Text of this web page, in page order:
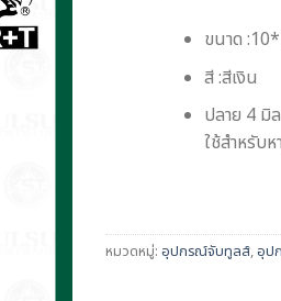
ขนาด
สี :สีเงิน
ปลาย 4 มิ
ใช้สำหรับ
หมวดหมู่: อุปกรณ์จับทูลส์,อุป